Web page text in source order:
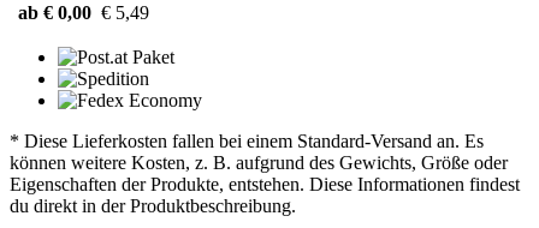
ab € 0,00 € 5,49
* Diese Lieferkosten fallen bei einem Standard-Versand an. Es
können weitere Kosten, z. B. aufgrund des Gewichts, Größe oder
Eigenschaften der Produkte, entstehen. Diese Informationen findest
du direkt in der Produktbeschreibung.